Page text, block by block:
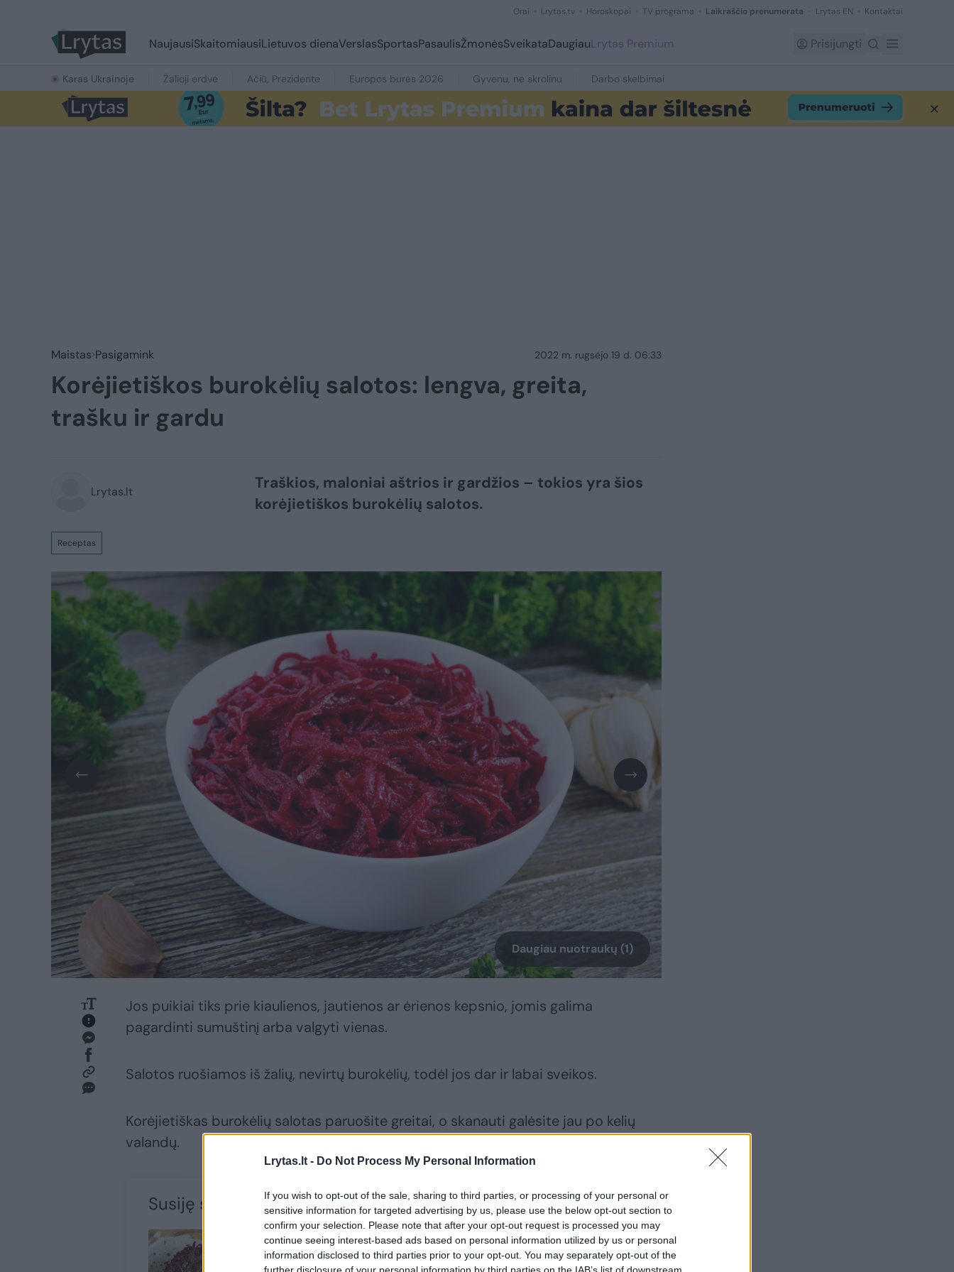
Lrytas.lt - Do Not Process My Personal Information
If you wish to opt-out of the sale, sharing to third parties, or processing of your personal or
sensitive information for targeted advertising by us, please use the below opt-out section to
confirm your selection. Please note that after your opt-out request is processed you may
continue seeing interest-based ads based on personal information utilized by us or personal
information disclosed to third parties prior to your opt-out. You may separately opt-out of the
Orai Lrytas.tv Horoskopai TV programa Laikraščio prenumerata Lrytas EN Kontaktai
NaujausiSkaitomiausiLietuvos dienaVerslasSportasPasaulisŽmonėsSveikataDaugiauLrytas Premium Prisijungti
Karas Ukrainoje Žalioji erdvė Ačiū, Prezidente Europos burės 2026 Gyvenu, ne skrolinu Darbo skelbimai
Maistas Pasigamink 2022 m. rugsėjo 19 d. 06:33
Korėjietiškos burokėlių salotos: lengva, greita,
trašku ir gardu
Lrytas.lt
Receptas
Traškios, maloniai aštrios ir gardžios – tokios yra šios
korėjietiškos burokėlių salotos.
Daugiau nuotraukų (1)
Jos puikiai tiks prie kiaulienos, jautienos ar ėrienos kepsnio, jomis galima
pagardinti sumuštinį arba valgyti vienas.
Salotos ruošiamos iš žalių, nevirtų burokėlių, todėl jos dar ir labai sveikos.
Korėjietiškas burokėlių salotas paruošite greitai, o skanauti galėsite jau po kelių
valandų.
Susiję straipsniai